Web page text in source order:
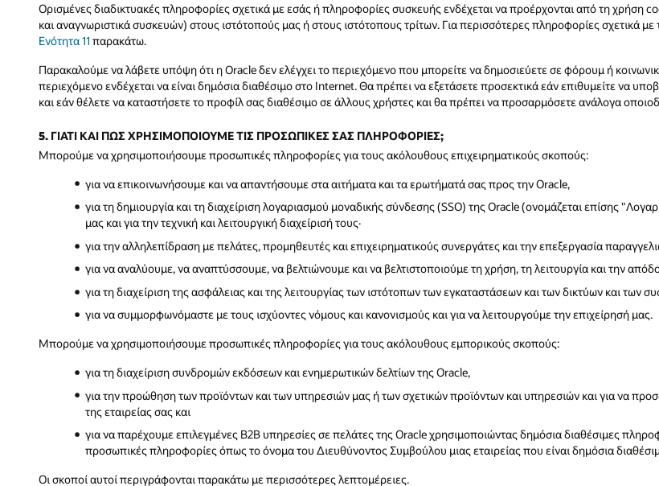
Ορισμένες διαδικτυακές πληροφορίες σχετικά με εσάς ή πληροφορίες συσκευής ενδέχεται να προέρχονται από τη χρήση
και αναγνωριστικά συσκευών) στους ιστότοπούς μας ή στους ιστότοπους τρίτων. Για περισσότερες πληροφορίες σχετικά
Ενότητα 11 παρακάτω.
Παρακαλούμε να λάβετε υπόψη ότι η Oracle δεν ελέγχει το περιεχόμενο που μπορείτε να δημοσιεύετε σε φόρουμ ή
περιεχόμενο ενδέχεται να είναι δημόσια διαθέσιμο στο Internet. Θα πρέπει να εξετάσετε προσεκτικά εάν επιθυμείτε να
και εάν θέλετε να καταστήσετε το προφίλ σας διαθέσιμο σε άλλους χρήστες και θα πρέπει να προσαρμόσετε ανάλογα
5. ΓΙΑΤΙ ΚΑΙ ΠΩΣ ΧΡΗΣΙΜΟΠΟΙΟΥΜΕ ΤΙΣ ΠΡΟΣΩΠΙΚΕΣ ΣΑΣ ΠΛΗΡΟΦΟΡΙΕΣ;
Μπορούμε να χρησιμοποιήσουμε προσωπικές πληροφορίες για τους ακόλουθους επιχειρηματικούς σκοπούς:
για να επικοινωνήσουμε και να απαντήσουμε στα αιτήματα και τα ερωτήματά σας προς την Oracle,
για τη δημιουργία και τη διαχείριση λογαριασμού μοναδικής σύνδεσης (SSO) της Oracle (ονομάζεται επίσης
μας και για την τεχνική και λειτουργική διαχείρισή τους·
για την αλληλεπίδραση με πελάτες, προμηθευτές και επιχειρηματικούς συνεργάτες και την επεξεργασία
για να αναλύουμε, να αναπτύσσουμε, να βελτιώνουμε και να βελτιστοποιούμε τη χρήση, τη λειτουργία και την
για τη διαχείριση της ασφάλειας και της λειτουργίας των ιστότοπων των εγκαταστάσεων και των δικτύων και των
για να συμμορφωνόμαστε με τους ισχύοντες νόμους και κανονισμούς και για να λειτουργούμε την επιχείρησή μας.
Μπορούμε να χρησιμοποιήσουμε προσωπικές πληροφορίες για τους ακόλουθους εμπορικούς σκοπούς:
για τη διαχείριση συνδρομών εκδόσεων και ενημερωτικών δελτίων της Oracle,
για την προώθηση των προϊόντων και των υπηρεσιών μας ή των σχετικών προϊόντων και υπηρεσιών και για να
της εταιρείας σας και
για να παρέχουμε επιλεγμένες B2B υπηρεσίες σε πελάτες της Oracle χρησιμοποιώντας δημόσια διαθέσιμες
προσωπικές πληροφορίες όπως το όνομα του Διευθύνοντος Συμβούλου μιας εταιρείας που είναι δημόσια
Οι σκοποί αυτοί περιγράφονται παρακάτω με περισσότερες λεπτομέρειες.